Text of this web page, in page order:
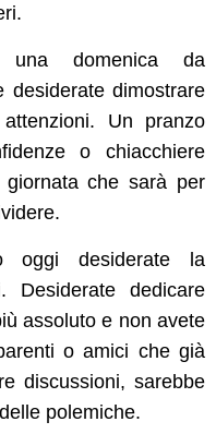
domenica da
desiderate dimostrare
Un pranzo
o chiacchiere
giornata che sarà per
oggi desiderate la
Desiderate dedicare
assoluto e non avete
o amici che già
discussioni, sarebbe
polemiche.